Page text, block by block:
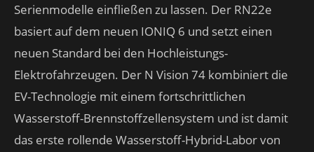
Serienmodelle einfließen zu lassen. Der RN22e
basiert auf dem neuen IONIQ 6 und setzt einen
neuen Standard bei den Hochleistungs-
Elektrofahrzeugen. Der N Vision 74 kombiniert die
EV-Technologie mit einem fortschrittlichen
Wasserstoff-Brennstoffzellensystem und ist damit
das erste rollende Wasserstoff-Hybrid-Labor von